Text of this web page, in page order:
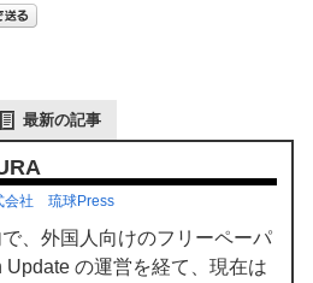
最新の記事
会社 琉球Press
、外国人向けのフリーペーパ
Update の運営を経て、現在は